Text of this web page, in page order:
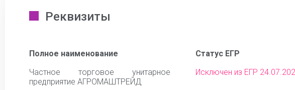
Реквизиты
Полное наименование
Частное торговое унитарное
предприятие АГРОМАШТРЕЙД
Статус ЕГР
Исключен из ЕГР